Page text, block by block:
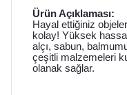
Ürün Açıklaması:
Hayal ettiğiniz
kolay! Yüksek
alçı, sabun,
çeşitli malzemeleri
olanak sağlar.